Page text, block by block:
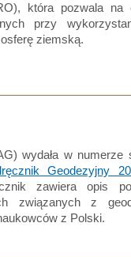
która pozwala na
przy
ziemską.
wydała w numerze
Geodezyjny
zawiera opis
związanych z
z Polski.